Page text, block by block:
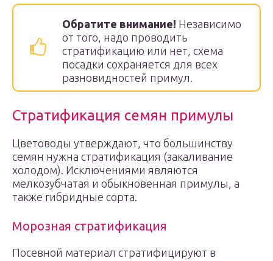
Обратите внимание! Независимо
от того, надо проводить
стратификацию или нет, схема
посадки сохраняется для всех
разновидностей примул.
Стратификация семян примулы
Цветоводы утверждают, что большинству
семян нужна стратификация (закаливание
холодом). Исключениями являются
мелкозубчатая и обыкновенная примулы, а
также гибридные сорта.
Морозная стратификация
Посевной материал стратифицируют в